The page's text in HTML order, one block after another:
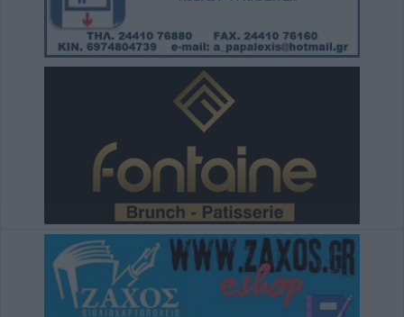
2026 σύμφωνα με την ΕΛΣΤΑΤ
7 Αυγούστου 2026, 13:03
Μαγνησία: Χωρίς τις αισθήσεις της
ανασύρθηκε 70χρονη στην Άφησσο
Συνελήφθη 31χρονος στη Γερμανία που
εκκρεμούσε Ευρωπαϊκό ένταλμα σύλληψης
για ανθρωποκτονίες στην Ελλάδα
7 Αυγούστου 2026, 12:50
Φ. Αλεξάκος: "Αδιαφάνεια και
δημοσιονομικός χώρος - Προτάσεις
διαφάνειας και εξοικονόμησης πόρων"
7 Αυγούστου 2026, 12:29